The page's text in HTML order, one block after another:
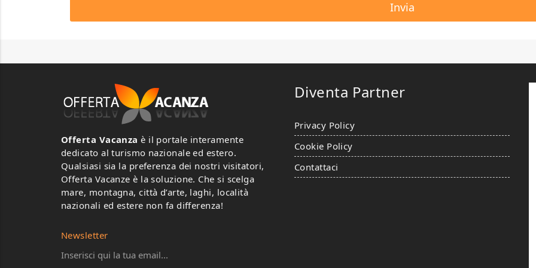
Offerta Vacanza è il portale interamente
dedicato al turismo nazionale ed estero.
Qualsiasi sia la preferenza dei nostri visitatori,
Offerta Vacanze è la soluzione. Che si scelga
mare, montagna, città d’arte, laghi, località
nazionali ed estere non fa differenza!
Diventa Partner
Privacy Policy
Cookie Policy
Contattaci
Newsletter